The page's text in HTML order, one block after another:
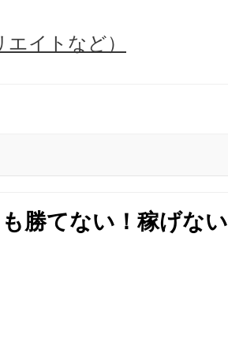
イトなど）
勝てない！稼げない